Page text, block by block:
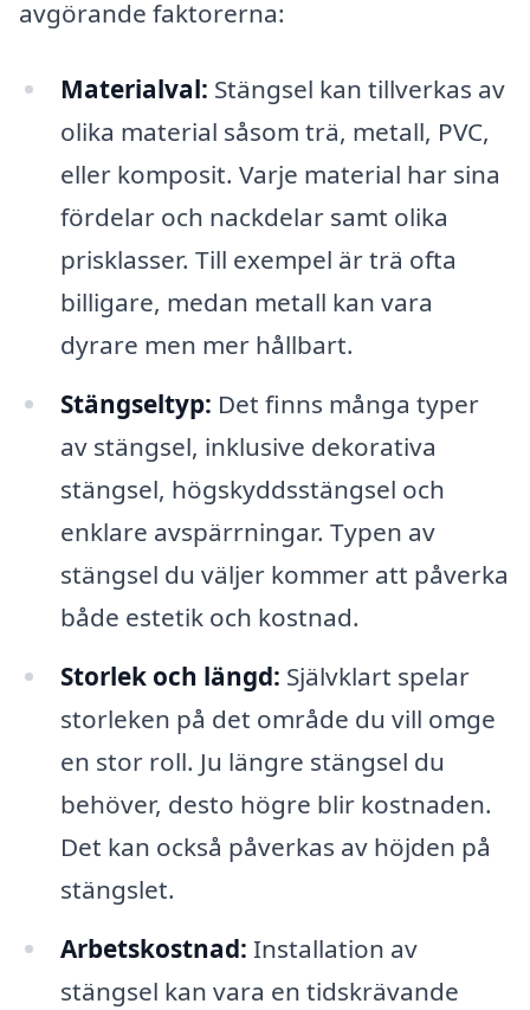
avgörande faktorerna:
Materialval: Stängsel kan tillverkas av
olika material såsom trä, metall, PVC,
eller komposit. Varje material har sina
fördelar och nackdelar samt olika
prisklasser. Till exempel är trä ofta
billigare, medan metall kan vara
dyrare men mer hållbart.
Stängseltyp: Det finns många typer
av stängsel, inklusive dekorativa
stängsel, högskyddsstängsel och
enklare avspärrningar. Typen av
stängsel du väljer kommer att påverka
både estetik och kostnad.
Storlek och längd: Självklart spelar
storleken på det område du vill omge
en stor roll. Ju längre stängsel du
behöver, desto högre blir kostnaden.
Det kan också påverkas av höjden på
stängslet.
Arbetskostnad: Installation av
stängsel kan vara en tidskrävande